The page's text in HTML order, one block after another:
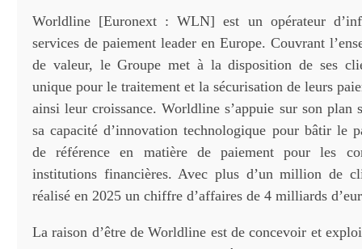
Worldline [Euronext : WLN] est un opérateur
services de paiement leader en Europe. Couvrant
de valeur, le Groupe met à la disposition de ses
unique pour le traitement et la sécurisation de leurs
ainsi leur croissance. Worldline s’appuie sur son plan
sa capacité d’innovation technologique pour bâtir le
de référence en matière de paiement pour les
institutions financières. Avec plus d’un million de
réalisé en 2025 un chiffre d’affaires de 4 milliards
La raison d’être de Worldline est de concevoir et